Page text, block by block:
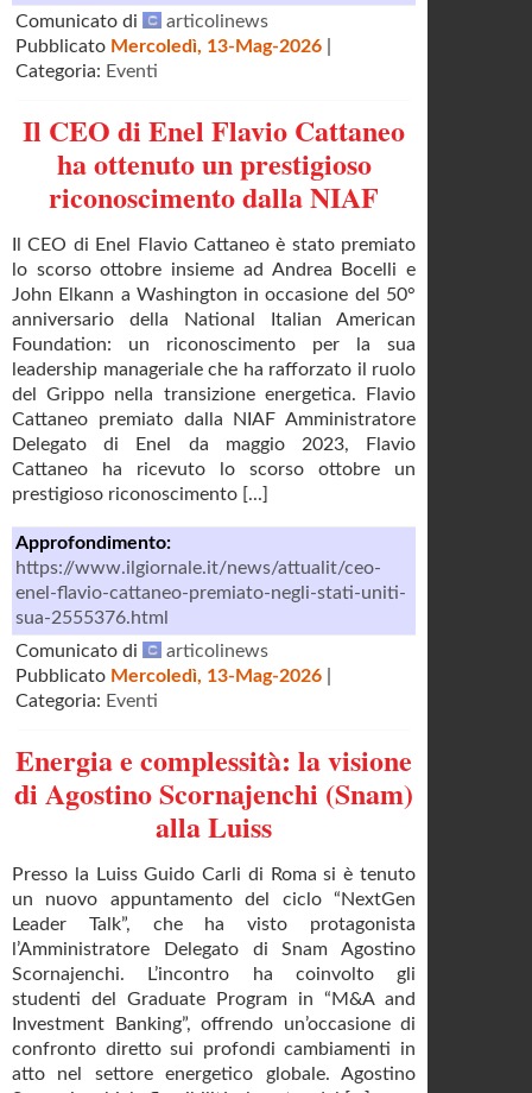
Comunicato di
articolinews
Pubblicato Mercoledì, 13-Mag-2026
Categoria: Eventi
Il CEO di Enel Flavio Cattaneo
ha ottenuto un prestigioso
riconoscimento dalla NIAF
Il CEO di Enel Flavio Cattaneo è stato premiato
lo scorso ottobre insieme ad Andrea Bocelli e
John Elkann a Washington in occasione del 50°
anniversario della National Italian American
Foundation: un riconoscimento per la sua
leadership manageriale che ha rafforzato il ruolo
del Grippo nella transizione energetica. Flavio
Cattaneo premiato dalla NIAF Amministratore
Delegato di Enel da maggio 2023, Flavio
Cattaneo ha ricevuto lo scorso ottobre un
prestigioso riconoscimento [...]
Approfondimento:
https://www.ilgiornale.it/news/attualit/ceo-
enel-flavio-cattaneo-premiato-negli-stati-uniti-
sua-2555376.html
Comunicato di
articolinews
Pubblicato Mercoledì, 13-Mag-2026
Categoria: Eventi
Energia e complessità: la visione
di Agostino Scornajenchi (Snam)
alla Luiss
Presso la Luiss Guido Carli di Roma si è tenuto
un nuovo appuntamento del ciclo “NextGen
Leader Talk”, che ha visto protagonista
l’Amministratore Delegato di Snam Agostino
Scornajenchi. L’incontro ha coinvolto gli
studenti del Graduate Program in “M&A and
Investment Banking”, offrendo un’occasione di
confronto diretto sui profondi cambiamenti in
atto nel settore energetico globale. Agostino